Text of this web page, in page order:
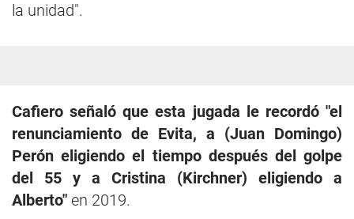
la unidad".
Cafiero señaló que esta jugada le recordó "el
renunciamiento de Evita, a (Juan Domingo)
Perón eligiendo el tiempo después del golpe
del 55 y a Cristina (Kirchner) eligiendo a
Alberto" en 2019.